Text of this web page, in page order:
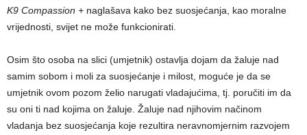
K9 Compassion + naglašava kako bez suosjećanja, kao moralne
vrijednosti, svijet ne može funkcionirati.
Osim što osoba na slici (umjetnik) ostavlja dojam da žaluje nad
samim sobom i moli za suosjećanje i milost, moguće je da se
umjetnik ovom pozom želio narugati vladajućima, tj. poručiti im da
su oni ti nad kojima on žaluje. Žaluje nad njihovim načinom
vladanja bez suosjećanja koje rezultira neravnomjernim razvojem